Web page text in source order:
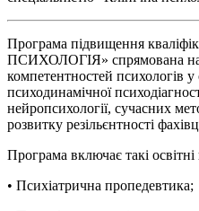
Програма підвищення
ПСИХОЛОГІЯ» спрямована
компетентностей психологів у
психодинамічної
нейропсихології, сучасних
розвитку резільєнтності
Програма включає такі
• Психіатрична пропедевтика;